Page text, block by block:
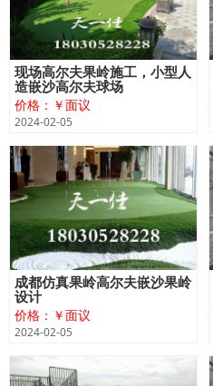
现场高尔夫果岭施工，小型人
造嵌沙高尔夫球场
价格：￥面议
2024-02-05
成都仿真果岭高尔夫嵌沙果岭
设计
价格：￥面议
2024-02-05